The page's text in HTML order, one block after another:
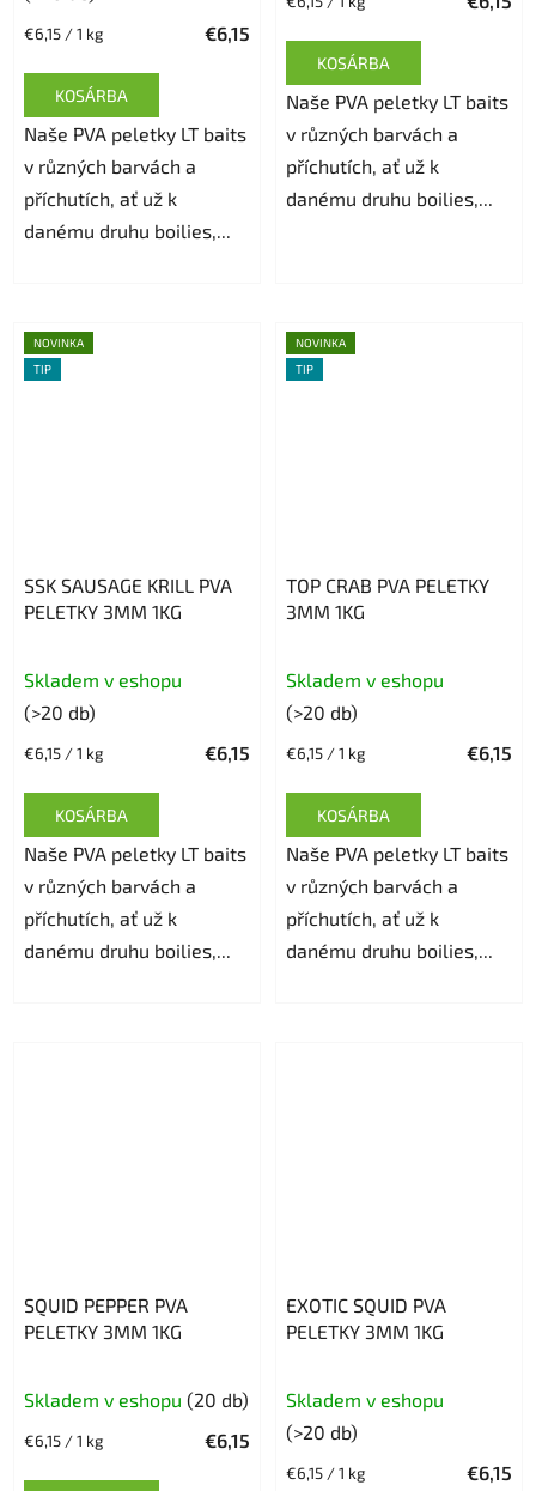
€6,15
Egységár:
€6,15 / 1 kg
KOSÁRBA
Naše PVA peletky LT baits
v různých barvách a
příchutích, ať už k
danému druhu boilies,...
KOSÁRBA
Naše PVA peletky LT baits
v různých barvách a
příchutích, ať už k
danému druhu boilies,...
NOVINKA
TIP
SSK SAUSAGE KRILL PVA
PELETKY 3MM 1KG
Skladem v eshopu
(>20 db)
€6,15
Egységár:
€6,15 / 1 kg
KOSÁRBA
Naše PVA peletky LT baits
v různých barvách a
příchutích, ať už k
danému druhu boilies,...
NOVINKA
TIP
TOP CRAB PVA PELETKY
3MM 1KG
Skladem v eshopu
(>20 db)
€6,15
Egységár:
€6,15 / 1 kg
KOSÁRBA
Naše PVA peletky LT baits
v různých barvách a
příchutích, ať už k
danému druhu boilies,...
SQUID PEPPER PVA
PELETKY 3MM 1KG
Skladem v eshopu (20 db)
€6,15
Egységár:
€6,15 / 1 kg
EXOTIC SQUID PVA
PELETKY 3MM 1KG
Skladem v eshopu
(>20 db)
€6,15
Egységár:
€6,15 / 1 kg